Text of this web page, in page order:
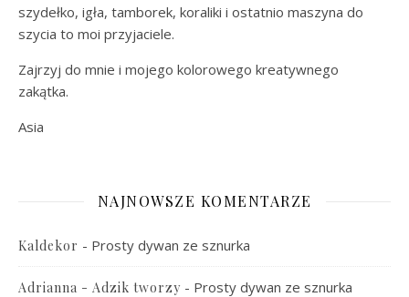
szydełko, igła, tamborek, koraliki i ostatnio maszyna do
szycia to moi przyjaciele.
Zajrzyj do mnie i mojego kolorowego kreatywnego
zakątka.
Asia
NAJNOWSZE KOMENTARZE
Kaldekor - Prosty dywan ze sznurka
Adrianna - Adzik tworzy - Prosty dywan ze sznurka